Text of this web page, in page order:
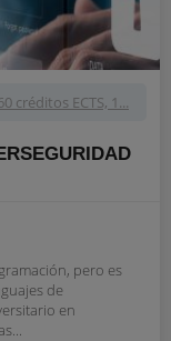
créditos ECTS, 1...
pero es
de
en